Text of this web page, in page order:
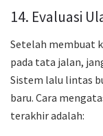
14. Evaluasi
Setelah membuat
pada tata jalan,
Sistem lalu lintas
baru. Cara
terakhir adalah: